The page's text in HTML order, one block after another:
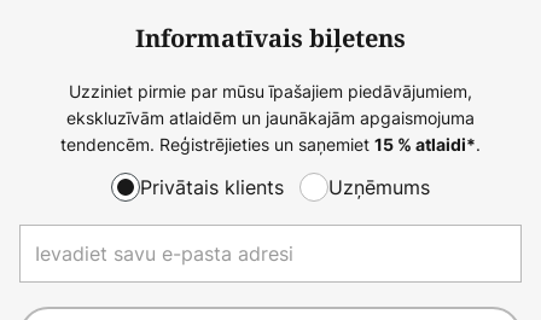
Informatīvais biļetens
Uzziniet pirmie par mūsu īpašajiem piedāvājumiem,
ekskluzīvām atlaidēm un jaunākajām apgaismojuma
tendencēm. Reģistrējieties un saņemiet 15 % atlaidi*.
Privātais klients Uzņēmums